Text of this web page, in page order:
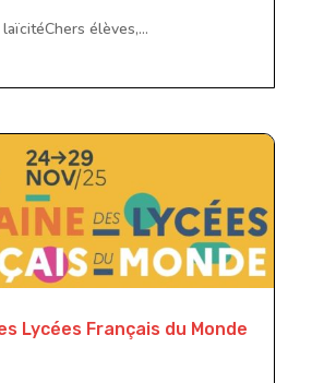
élèves,...
Lycées Français du Monde